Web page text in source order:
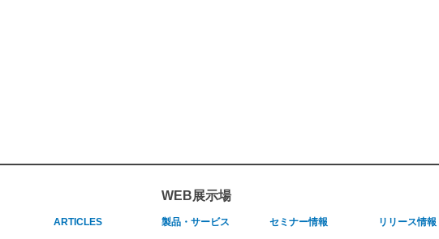
ARTICLES
WEB展示場
製品・サービス セミナー情報 リリース情報